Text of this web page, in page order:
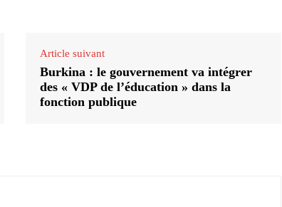
Article suivant
Burkina : le gouvernement va intégrer
des « VDP de l’éducation » dans la
fonction publique